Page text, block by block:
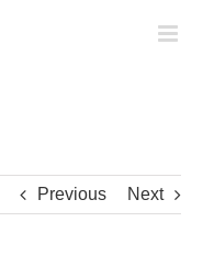
Previous Next